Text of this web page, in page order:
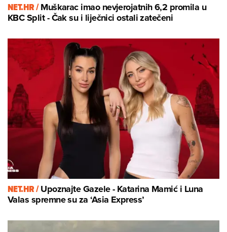
NET.HR /Muškarac imao nevjerojatnih 6,2 promila u
KBC Split - Čak su i liječnici ostali zatečeni
NET.HR /Upoznajte Gazele - Katarina Mamić i Luna
Valas spremne su za ‘Asia Express’